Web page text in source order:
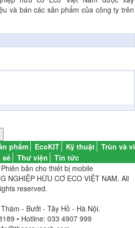
và bán các sản phẩm của công ty trên
phẩm EcoKIT Kỹ thuật
Trùn và vi
sẻ Thư viện
Tin tức
bản cho thiết bị mobile
NGHIỆP HỮU CƠ ECO VIỆT NAM. All
reserved.
- Bưởi - Tây Hồ - Hà Nội.
• Hotline: 033 4907 999